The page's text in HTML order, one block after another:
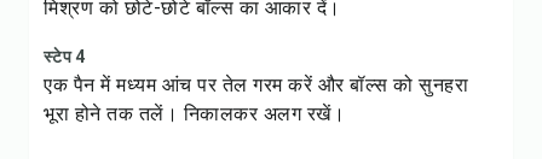
मिश्रण को छोटे-छोटे बॉल्स का आकार दें।
स्टेप 4
एक पैन में मध्यम आंच पर तेल गरम करें और बॉल्स को सुनहरा
भूरा होने तक तलें। निकालकर अलग रखें।